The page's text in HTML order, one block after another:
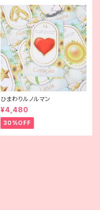
ひまわりルノルマン
¥4,480
30%OFF